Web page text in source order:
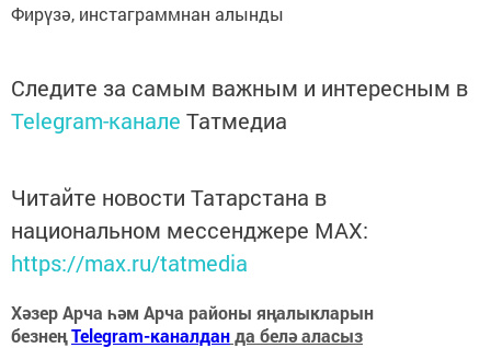
Фирүзә, инстаграммнан алынды
Следите за самым важным и интересным в
Telegram-канале Татмедиа
Читайте новости Татарстана в
национальном мессенджере MАХ:
https://max.ru/tatmedia
Хәзер Арча һәм Арча районы яңалыкларын
безнеңTelegram-каналданда белә аласыз